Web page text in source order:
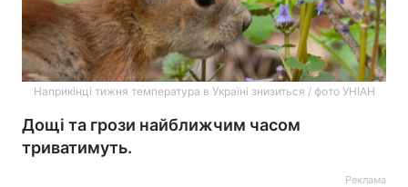
Наприкінці тижня температура в Україні знизиться / фото УНІАН
Дощі та грози найближчим часом
триватимуть.
Реклама